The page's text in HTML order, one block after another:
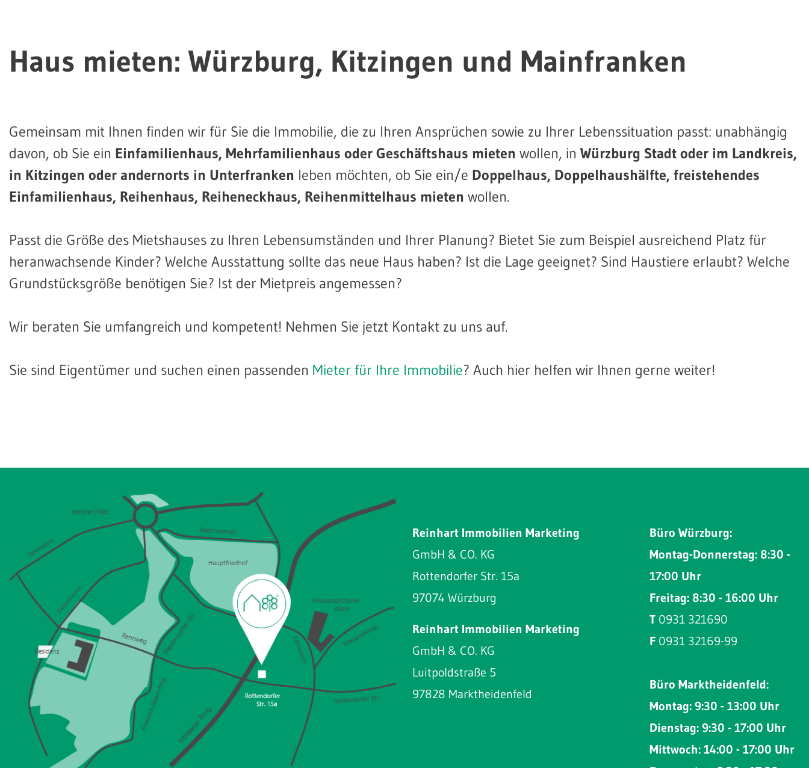
Haus mieten: Würzburg, Kitzingen und Mainfranken
Gemeinsam mit Ihnen finden wir für Sie die Immobilie, die zu Ihren Ansprüchen sowie zu Ihrer Lebenssituation passt: unabhängig
davon, ob Sie ein Einfamilienhaus, Mehrfamilienhaus oder Geschäftshaus mieten wollen, in Würzburg Stadt oder im Landkreis,
in Kitzingen oder andernorts in Unterfranken leben möchten, ob Sie ein/e Doppelhaus, Doppelhaushälfte, freistehendes
Einfamilienhaus, Reihenhaus, Reiheneckhaus, Reihenmittelhaus mieten wollen.
Passt die Größe des Mietshauses zu Ihren Lebensumständen und Ihrer Planung? Bietet Sie zum Beispiel ausreichend Platz für
heranwachsende Kinder? Welche Ausstattung sollte das neue Haus haben? Ist die Lage geeignet? Sind Haustiere erlaubt? Welche
Grundstücksgröße benötigen Sie? Ist der Mietpreis angemessen?
Wir beraten Sie umfangreich und kompetent! Nehmen Sie jetzt Kontakt zu uns auf.
Sie sind Eigentümer und suchen einen passenden Mieter für Ihre Immobilie? Auch hier helfen wir Ihnen gerne weiter!
Reinhart Immobilien Marketing
GmbH & CO. KG
Rottendorfer Str. 15a
97074 Würzburg
Reinhart Immobilien Marketing
GmbH & CO. KG
Luitpoldstraße 5
97828 Marktheidenfeld
Büro Würzburg:
Montag-Donnerstag: 8:30 -
17:00 Uhr
Freitag: 8:30 - 16:00 Uhr
T 0931 321690
F 0931 32169-99
Büro Marktheidenfeld:
Montag: 9:30 - 13:00 Uhr
Dienstag: 9:30 - 17:00 Uhr
Mittwoch: 14:00 - 17:00 Uhr